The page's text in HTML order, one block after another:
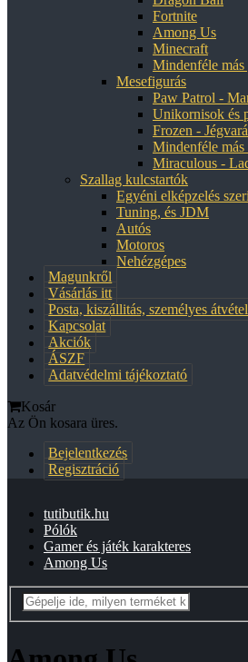
Fortnite
Among Us
Minecraft
Mindenféle más
Mesefigurás
Paw Patrol -
Unikornisok és
Frozen -
Mindenféle más
Miraculous -
Szallag kulcstartók
Egyéni elképzelés
Tuning, és JDM
Autós
Motoros
Nehézgépes
Magunkről
Vásárlás itt
Posta, kiszállitás, személyes átvétel
Kapcsolat
Akciók
ÁSZF
Adatvédelmi tájékoztató
Kosár
Az Ön kosara üres.
Bejelentkezés
Regisztráció
tutibutik.hu
Pólók
Gamer és játék karakteres
Among Us